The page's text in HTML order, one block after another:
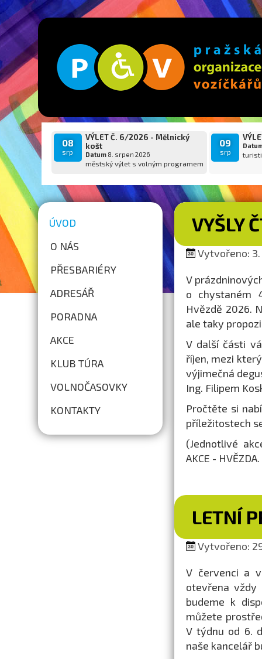
08
srp
VÝLET Č. 6/2026 - Mělnický
košt
Datum8. srpen 2026
městský výlet s volným programem
09
srp
ÚVOD
O NÁS
PŘESBARIÉRY
ADRESÁŘ
PORADNA
AKCE
KLUB TÚRA
VOLNOČASOVKY
KONTAKTY
VYŠLY
Vytvořeno: 3.
V
o chystaném
Hvězdě 2026.
ale taky
V další části
říjen, mezi
výjimečná
Ing. Filipem
Pročtěte si
příležitostech
(Jednotlivé
AKCE -
LETNÍ
Vytvořeno:
V červenci a
otevřena
budeme k
můžete
V týdnu od 6.
naše kancelář